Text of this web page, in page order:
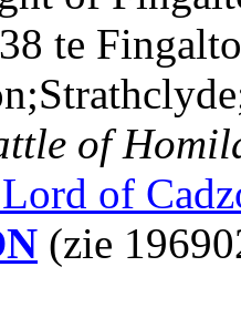
te
of
of
(zie